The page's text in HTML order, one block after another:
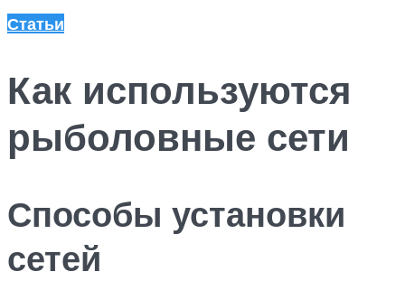
Статьи
Как используются
рыболовные сети
Способы установки
сетей